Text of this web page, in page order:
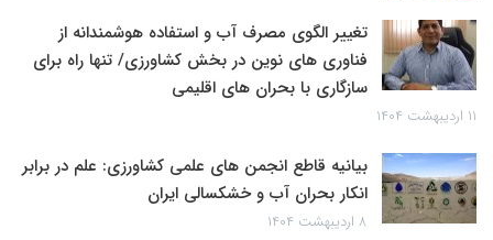
تغییر الگوی مصرف آب و استفاده هوشمندانه از
فناوری های نوین در بخش کشاورزی/ تنها راه برای
سازگاری با بحران های اقلیمی
۱۱ اردیبهشت ۱۴۰۴
بیانیه قاطع انجمن های علمی کشاورزی: علم در برابر
انکار بحران آب و خشکسالی ایران
۸ اردیبهشت ۱۴۰۴